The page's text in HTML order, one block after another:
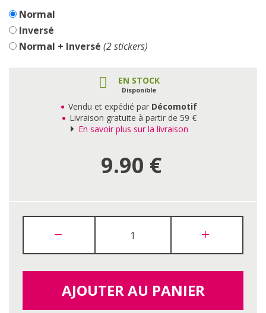
Normal
Inversé
Normal + Inversé (2 stickers)
EN STOCK
Disponible
Vendu et expédié par Décomotif
Livraison gratuite à partir de 59 €
En savoir plus sur la livraison
9.90 €
AJOUTER AU PANIER